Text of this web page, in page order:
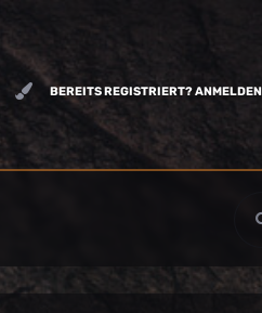
BEREITS REGISTRIERT? ANMELDEN